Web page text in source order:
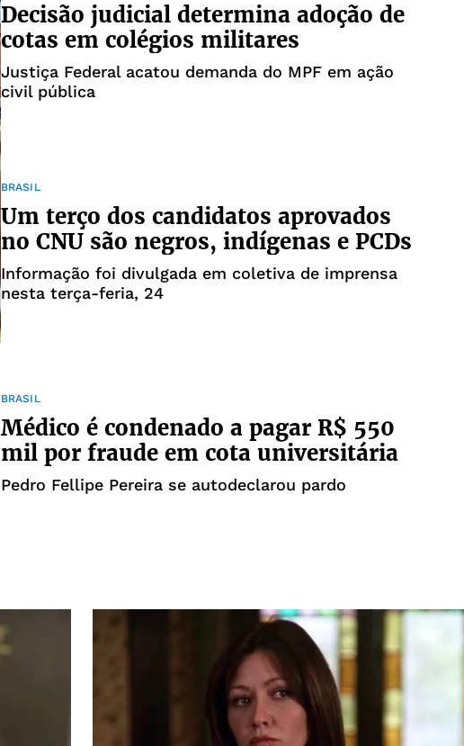
Decisão judicial determina adoção de
cotas em colégios militares
Justiça Federal acatou demanda do MPF em ação
civil pública
BRASIL
Um terço dos candidatos aprovados
no CNU são negros, indígenas e PCDs
Informação foi divulgada em coletiva de imprensa
nesta terça-feria, 24
BRASIL
Médico é condenado a pagar R$ 550
mil por fraude em cota universitária
Pedro Fellipe Pereira se autodeclarou pardo